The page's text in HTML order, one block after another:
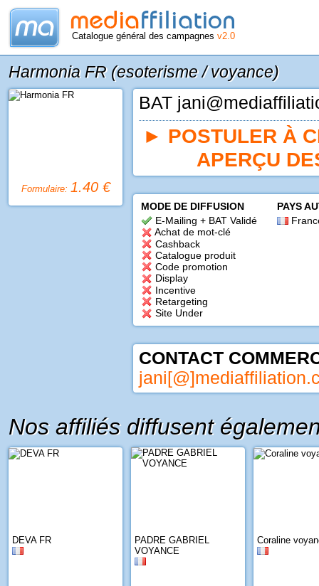
Catalogue général des campagnes v2.0
Harmonia FR (esoterisme / voyance)
Formulaire: 1.40 €
BAT
► POSTULER À
APERÇU
MODE DE DIFFUSION
PAYS
E-Mailing + BAT Validé
Achat de mot-clé
Cashback
Catalogue produit
Code promotion
Display
Incentive
Retargeting
Site Under
CONTACT
Nos affiliés diffusent
DEVA FR
PADRE GABRIEL
VOYANCE
Coraline